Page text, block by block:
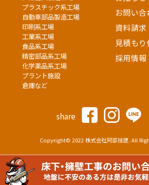
プラスチック系工場
自動車部品製造工場
印刷系工場
工業系工場
食品系工場
精密部品系工場
化学薬品系工場
プラント施設
倉庫など
お問い合
資料請求
見積もり
採用情報
share
Copyright© 2022 株式会社阿部技建. All